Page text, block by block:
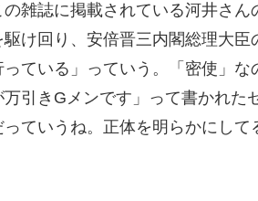
の雑誌に掲載されている河井さ
駆け回り、安倍晋三内閣総理大
っている」っていう。「密使」
万引きGメンです」って書かれ
っていうね。正体を明らかにして